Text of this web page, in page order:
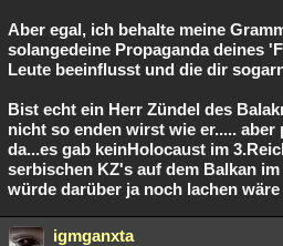
Aber egal, ich behalte meine
solangedeine Propaganda deines
Leute beeinflusst und die dir
Bist echt ein Herr Zündel des
nicht so enden wirst wie er.....
da...es gab keinHolocaust im
serbischen KZ's auf dem Balkan
würde darüber ja noch lachen
igmganxta